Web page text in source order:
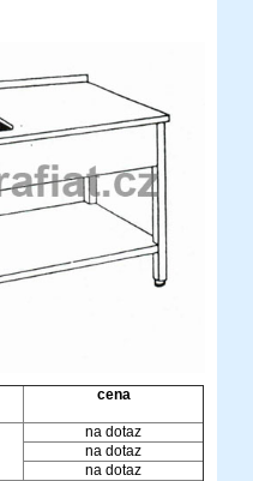
cena
na dotaz
na dotaz
na dotaz